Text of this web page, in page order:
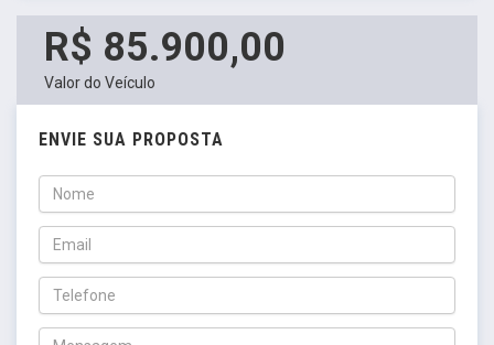
R$ 85.900,00
Valor do Veículo
ENVIE SUA PROPOSTA